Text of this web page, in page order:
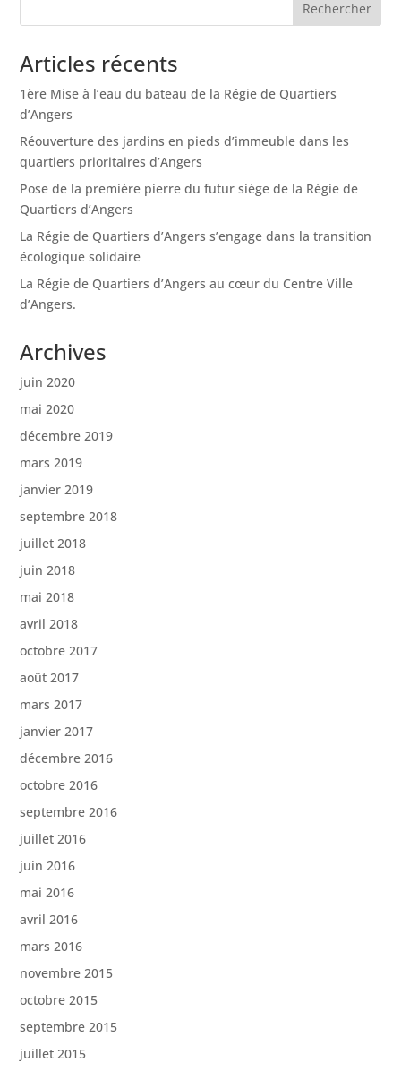
Articles récents
1ère Mise à l’eau du bateau de la Régie de Quartiers
d’Angers
Réouverture des jardins en pieds d’immeuble dans les
quartiers prioritaires d’Angers
Pose de la première pierre du futur siège de la Régie de
Quartiers d’Angers
La Régie de Quartiers d’Angers s’engage dans la transition
écologique solidaire
La Régie de Quartiers d’Angers au cœur du Centre Ville
d’Angers.
Archives
juin 2020
mai 2020
décembre 2019
mars 2019
janvier 2019
septembre 2018
juillet 2018
juin 2018
mai 2018
avril 2018
octobre 2017
août 2017
mars 2017
janvier 2017
décembre 2016
octobre 2016
septembre 2016
juillet 2016
juin 2016
mai 2016
avril 2016
mars 2016
novembre 2015
octobre 2015
septembre 2015
juillet 2015